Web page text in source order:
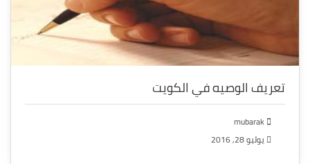
تعريف الوصيه في الكويت
يوليو 28, 2016